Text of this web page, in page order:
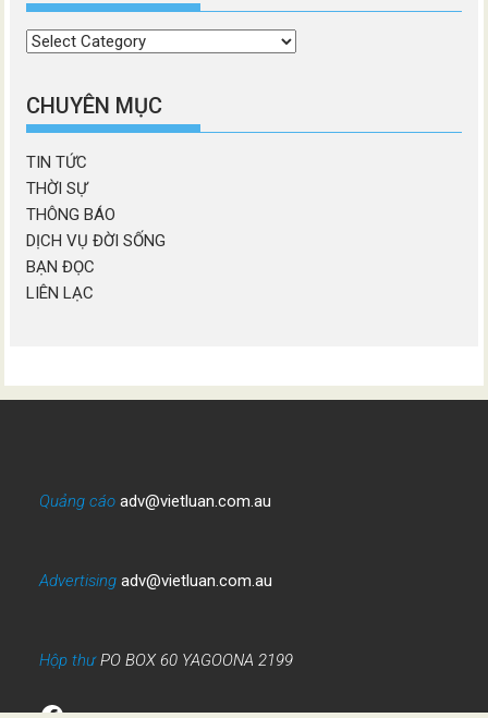
Chọn
mục
CHUYÊN MỤC
TIN TỨC
THỜI SỰ
THÔNG BÁO
DỊCH VỤ ĐỜI SỐNG
BẠN ĐỌC
LIÊN LẠC
Quảng cáo adv@vietluan.com.au
Advertising adv@vietluan.com.au
Hộp thưPO BOX 60 YAGOONA 2199